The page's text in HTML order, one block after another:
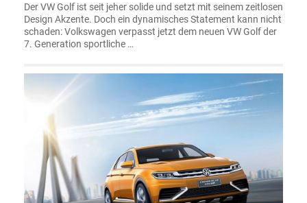
Der VW Golf ist seit jeher solide und setzt mit seinem zeitlosen
Design Akzente. Doch ein dynamisches Statement kann nicht
schaden: Volkswagen verpasst jetzt dem neuen VW Golf der
7. Generation sportliche …